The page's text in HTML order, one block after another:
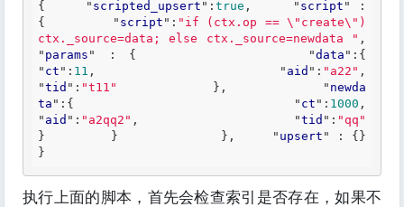
{     " scripted_upsert ":true ,     " script
{         " script ": "if (ctx.op == \"create\")
ctx._source=data; else ctx._source=newdata " ,
" params " : {             "data ": {
" ct ": 11 ,                 " aid ": "a22" ,
"tid ": "t11" } ,             " newda
ta ": {                 " ct ": 1000 ,
" aid ": "a2qq2" ,                 "tid ": "qq"
}
} } ,     " upsert " :
}
执行上面的脚本，首先会检查索引是否存在，如果不